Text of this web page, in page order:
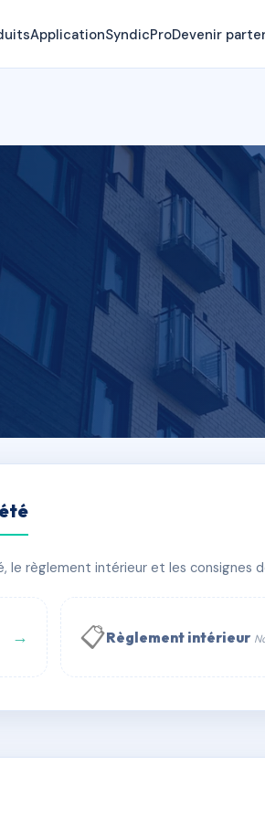
ApplicationSyndicProDevenir
WhatsApp
règlement intérieur et les consignes
→ 📋Règlement intérieur
AC6481477 🇫🇷